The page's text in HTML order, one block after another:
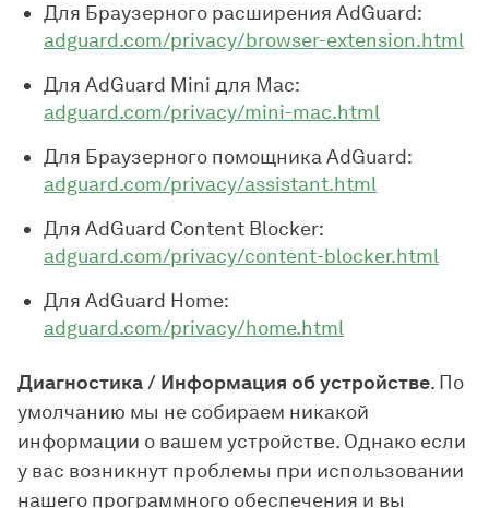
Для Браузерного расширения AdGuard:
adguard.com/privacy/browser-extension.html
Для AdGuard Mini для Mac:
adguard.com/privacy/mini-mac.html
Для Браузерного помощника AdGuard:
adguard.com/privacy/assistant.html
Для AdGuard Content Blocker:
adguard.com/privacy/content-blocker.html
Для AdGuard Home:
adguard.com/privacy/home.html
Диагностика / Информация об устройстве. По
умолчанию мы не собираем никакой
информации о вашем устройстве. Однако если
у вас возникнут проблемы при использовании
нашего программного обеспечения и вы